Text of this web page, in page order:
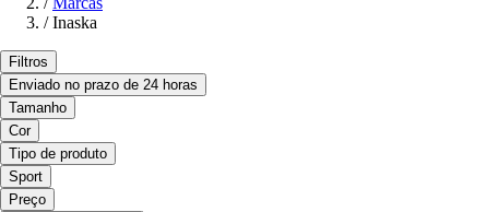
/ Inaska
Filtros
Enviado no prazo de 24 horas
Tamanho
Cor
Tipo de produto
Sport
Preço